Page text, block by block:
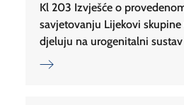
Kl 203 Izvješće o
savjetovanju Lijekovi
djeluju na urogenitalni sustav